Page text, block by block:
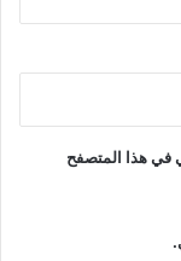
في هذا المتصفح